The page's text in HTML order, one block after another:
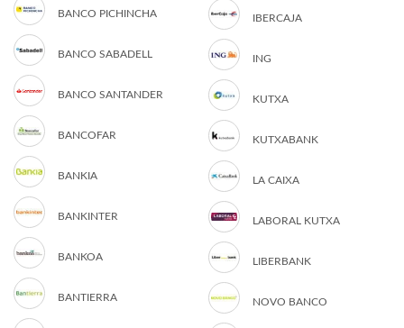
BANCO PICHINCHA
BANCO SABADELL
BANCO SANTANDER
BANCOFAR
BANKIA
BANKINTER
BANKOA
BANTIERRA
IBERCAJA
ING
KUTXA
KUTXABANK
LA CAIXA
LABORAL KUTXA
LIBERBANK
NOVO BANCO